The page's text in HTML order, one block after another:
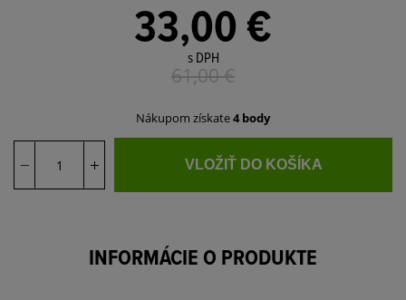
33,00 €
s DPH
61,00€
Nákupom získate4 body
VLOŽIŤ DO KOŠÍKA
INFORMÁCIE O PRODUKTE